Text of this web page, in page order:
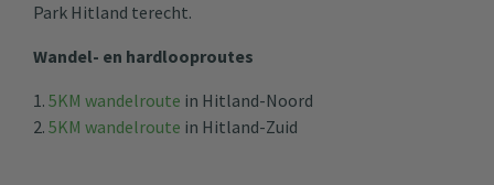
Park Hitland terecht.
Wandel- en hardlooproutes
1. 5KM wandelroute in Hitland-Noord
2. 5KM wandelroute in Hitland-Zuid